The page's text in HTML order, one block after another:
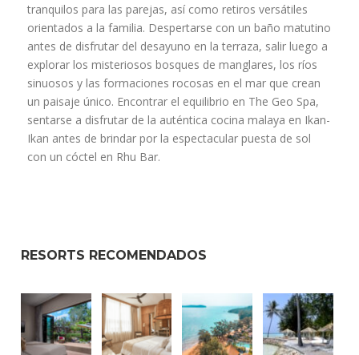
tranquilos para las parejas, así como retiros versátiles
orientados a la familia. Despertarse con un baño matutino
antes de disfrutar del desayuno en la terraza, salir luego a
explorar los misteriosos bosques de manglares, los ríos
sinuosos y las formaciones rocosas en el mar que crean
un paisaje único. Encontrar el equilibrio en The Geo Spa,
sentarse a disfrutar de la auténtica cocina malaya en Ikan-
Ikan antes de brindar por la espectacular puesta de sol
con un cóctel en Rhu Bar.
RESORTS RECOMENDADOS